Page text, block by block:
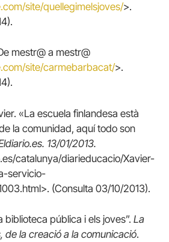
site/quellegimelsjoves/>.
mestr@ a mestr@
site/carmebarbacat/>.
«La escuela finlandesa està
la comunidad, aquí todo son
13/01/2013.
catalunya/diarieducacio/Xavier-
servicio-
(Consulta 03/10/2013).
biblioteca pública i els joves”. La
de la creació a la comunicació.